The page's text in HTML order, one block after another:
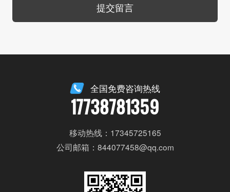
提交留言
全国免费咨询热线
17738781359
移动热线：17345725165
公司邮箱：844077458@qq.com